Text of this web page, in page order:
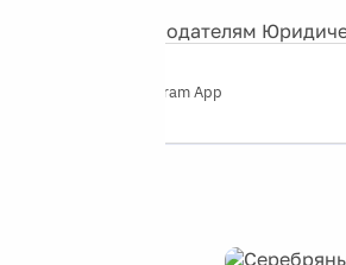
Рекламодателям
Telegram App